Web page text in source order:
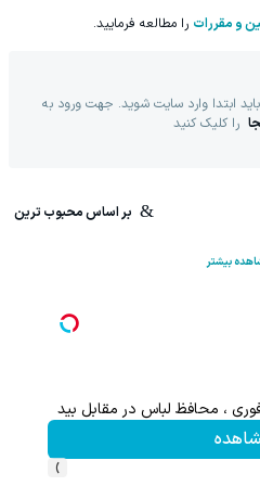
و مقررات را مطالعه فرمایید.
ابتدا وارد سایت شوید. جهت ورود به
را کلیک کنید
بر اساس محبوب ترین
بیشتر
، محافظ لباس در مقابل بید
›